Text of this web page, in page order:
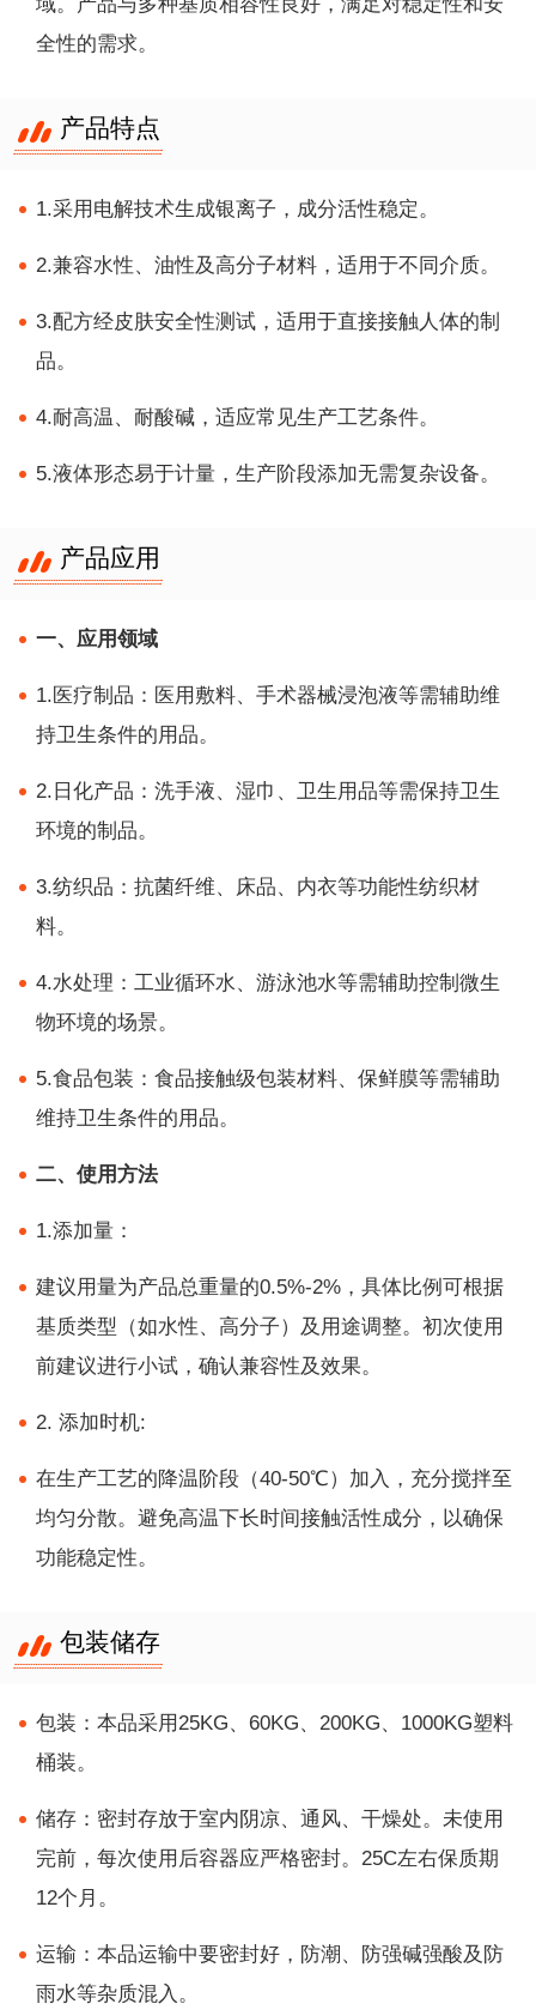
全性的需求。
产品特点
1.采用电解技术生成银离子，成分活性稳定。
2.兼容水性、油性及高分子材料，适用于不同介质。
3.配方经皮肤安全性测试，适用于直接接触人体的制
品。
4.耐高温、耐酸碱，适应常见生产工艺条件。
5.液体形态易于计量，生产阶段添加无需复杂设备。
产品应用
一、应用领域
1.医疗制品：医用敷料、手术器械浸泡液等需辅助维
持卫生条件的用品。
2.日化产品：洗手液、湿巾、卫生用品等需保持卫生
环境的制品。
3.纺织品：抗菌纤维、床品、内衣等功能性纺织材
料。
4.水处理：工业循环水、游泳池水等需辅助控制微生
物环境的场景。
5.食品包装：食品接触级包装材料、保鲜膜等需辅助
维持卫生条件的用品。
二、使用方法
1.添加量：
建议用量为产品总重量的0.5%-2%，具体比例可根据
基质类型（如水性、高分子）及用途调整。初次使用
前建议进行小试，确认兼容性及效果。
2. 添加时机:
在生产工艺的降温阶段（40-50℃）加入，充分搅拌至
均匀分散。避免高温下长时间接触活性成分，以确保
功能稳定性。
包装储存
包装：本品采用25KG、60KG、200KG、1000KG塑料
桶装。
储存：密封存放于室内阴凉、通风、干燥处。未使用
完前，每次使用后容器应严格密封。25C左右保质期
12个月。
运输：本品运输中要密封好，防潮、防强碱强酸及防
雨水等杂质混入。